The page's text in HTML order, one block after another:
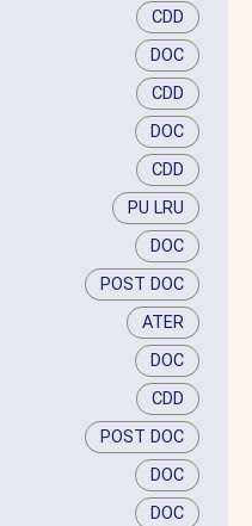
CDD
DOC
CDD
DOC
CDD
PU LRU
DOC
POST DOC
ATER
DOC
CDD
POST DOC
DOC
DOC